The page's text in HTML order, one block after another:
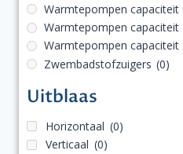
Warmtepompen capaciteit
Warmtepompen capaciteit
Warmtepompen capaciteit
Zwembadstofzuigers (0)
Uitblaas
Horizontaal (0)
Verticaal (0)